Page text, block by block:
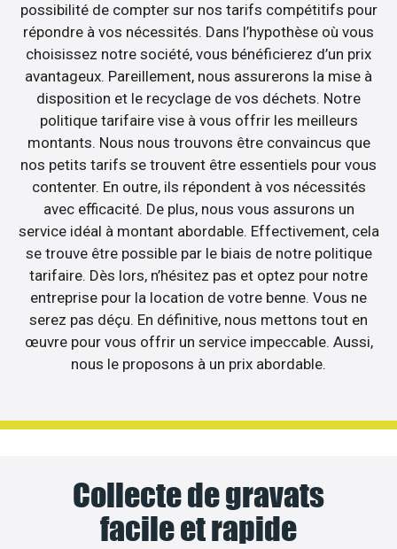
possibilité de compter sur nos tarifs compétitifs pour
répondre à vos nécessités. Dans l’hypothèse où vous
choisissez notre société, vous bénéficierez d’un prix
avantageux. Pareillement, nous assurerons la mise à
disposition et le recyclage de vos déchets. Notre
politique tarifaire vise à vous offrir les meilleurs
montants. Nous nous trouvons être convaincus que
nos petits tarifs se trouvent être essentiels pour vous
contenter. En outre, ils répondent à vos nécessités
avec efficacité. De plus, nous vous assurons un
service idéal à montant abordable. Effectivement, cela
se trouve être possible par le biais de notre politique
tarifaire. Dès lors, n’hésitez pas et optez pour notre
entreprise pour la location de votre benne. Vous ne
serez pas déçu. En définitive, nous mettons tout en
œuvre pour vous offrir un service impeccable. Aussi,
nous le proposons à un prix abordable.
Collecte de gravats
facile et rapide